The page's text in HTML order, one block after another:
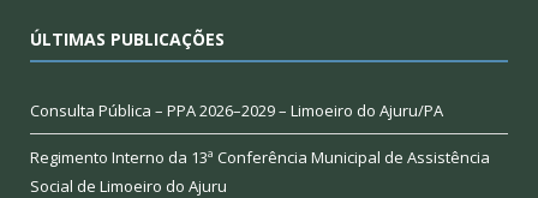
ÚLTIMAS PUBLICAÇÕES
Consulta Pública – PPA 2026–2029 – Limoeiro do Ajuru/PA
Regimento Interno da 13ª Conferência Municipal de Assistência
Social de Limoeiro do Ajuru